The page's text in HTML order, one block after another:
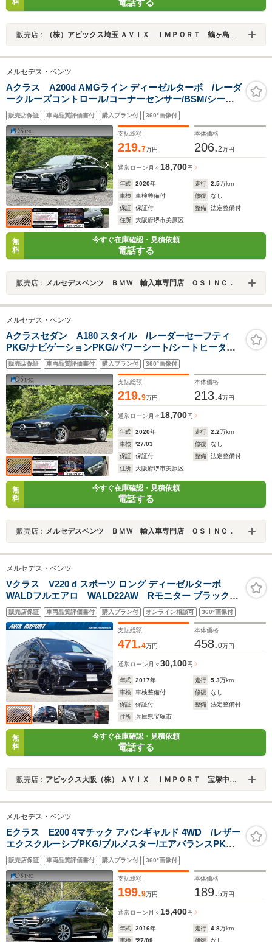
料
電話する
販売店： （株）アビックス埼玉 ＡＶＩＸ ＩＭＰＯＲＴ 鶴ヶ島インター店
メルセデス・ベンツ
Aクラス A200d AMGライン ディーゼルターボ /レーダ
ークルーズコントロール/コーナーセンサー/BSM/シート
ヒーター/パワーシート/シートメモリ/ETC/Bluetooth/バ
ックカメラ/フルセグTV/プッシュスタート/電動格納ミラ
ー
販売店保証 車両品質評価書付 購入プラン付 360°画像付
支払総額
219.7万円
本体価格
206.2万円
通常ローン 月々 18,700円
年式 2020年 走行 2.5万km
車検
車検整備付 修復
なし
保証
保証付 整備
法定整備付
住所
大阪府堺市美原区
無
料
今すぐ在庫確認・見積依頼
電話する
販売店： メルセデスベンツ ＢＭＷ 輸入車専門店 ＯＳＩＮＣ．
メルセデス・ベンツ
Aクラスセダン A180 スタイル /レーダーセーフティ
PKG/ナビゲーションPKG/パワーシート/シートヒーター/
シートメモリー/純正ナビ/フルセグTV/Bluetooth/BSM/ク
リアランスソナー/ETC/純正AW
販売店保証 車両品質評価書付 購入プラン付 360°画像付
支払総額
219.9万円
本体価格
213.4万円
通常ローン 月々 18,700円
年式 2020年 走行 2.2万km
車検
'27/03 修復
なし
保証
保証付 整備
法定整備付
住所
大阪府堺市美原区
無
料
今すぐ在庫確認・見積依頼
電話する
販売店： メルセデスベンツ ＢＭＷ 輸入車専門店 ＯＳＩＮＣ．
メルセデス・ベンツ
Vクラス V220 d スポーツ ロング ディーゼルターボ
WALDフルエアロ WALD22AW Rモニター ブラックア
ウト ローダウン青キャリパー 大型センターコンソール
RSP パノラマSR 黒革 ルーフレール 純正ナビ 360°カメラ
シートヒーター Burmester LED 禁煙 正規D車
販売店保証 車両品質評価書付 購入プラン付 オンライン相談可 360°画像付
支払総額
471.4万円
本体価格
458.0万円
通常ローン 月々30,100円
年式 2017年 走行 5.3万km
車検
車検整備付 修復
なし
保証
保証付 整備
法定整備付
住所
兵庫県宝塚市
無
料
今すぐ在庫確認・見積依頼
電話する
販売店： アビックス大阪（株） ＡＶＩＸ ＩＭＰＯＲＴ 宝塚中山寺店
メルセデス・ベンツ
Eクラス E200 4マチック アバンギャルド 4WD /レザー
エクスクルーシブPKG/ブルメスター/エアバランスPKG/
全周囲カメラ/パワートランク/黒革/前席パワーシート・シ
ートメモリー/全席シートヒーター/アンビエントライ
ト/ETC/純正AW
販売店保証 車両品質評価書付 購入プラン付 360°画像付
支払総額
199.9万円
本体価格
189.5万円
通常ローン 月々 15,400円
年式 2016年 走行 4.8万km
車検
'27/09 修復 なし